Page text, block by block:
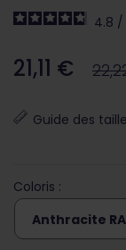
4.8 /
21,11 €
Guide des
Coloris :